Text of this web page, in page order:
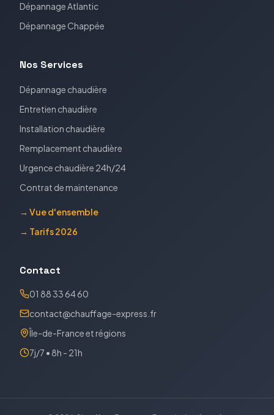
DépannageAtlantic
Dépannage Chappée
Nos Services
Dépannage chaudière
Entretien chaudière
Installation chaudière
Remplacement chaudière
Urgence chaudière 24h/24
Contrat de maintenance
→ Vue d'ensemble
→ Tarifs 2026
Contact
01 88 33 64 60
contact@chauffage-express.fr
Île-de-France et régions
7j/7 • 8h - 21h